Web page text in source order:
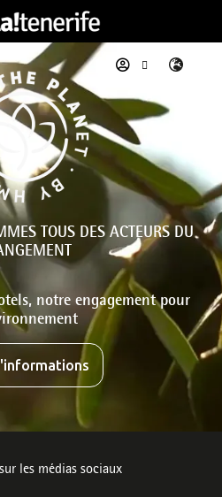
TOUS DES ACTEURS DU
notre engagement pour
les médias sociaux